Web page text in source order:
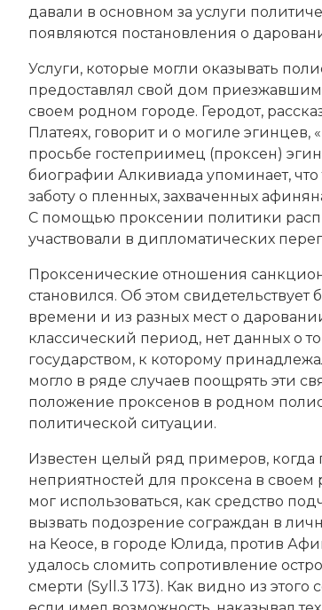
давали в основном за услуги
появляются постановления о
Услуги, которые могли оказывать
предоставлял свой дом
своем родном городе. Геродот,
Платеях, говорит и о могиле эгинцев,
просьбе гостеприимец (проксен)
биографии Алкивиада упоминает,
заботу о пленных, захваченных
С помощью проксении политики
участвовали в дипломатических
Проксенические отношения
становился. Об этом
времени и из разных мест о
классический период, нет данных о
государством, к которому
могло в ряде случаев поощрять эти
положение проксенов в родном
политической ситуации.
Известен целый ряд примеров,
неприятностей для проксена в
мог использоваться, как средство
вызвать подозрение сограждан в
на Кеосе, в городе Юлида, против
удалось сломить сопротивление
смерти (Syll.3 173). Как видно из